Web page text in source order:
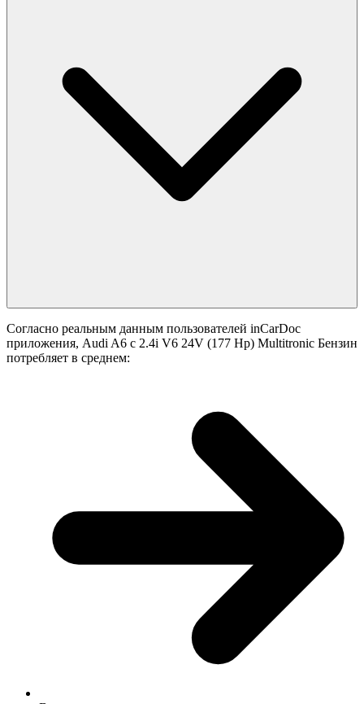
Согласно реальным данным пользователей inCarDoc
приложения, Audi A6 с 2.4i V6 24V (177 Hp) Multitronic Бензин
потребляет в среднем: